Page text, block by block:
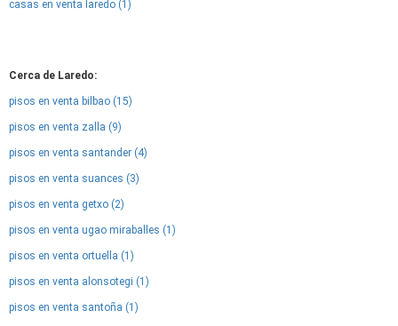
casas en venta laredo (1)
Cerca de Laredo:
pisos en venta bilbao (15)
pisos en venta zalla (9)
pisos en venta santander (4)
pisos en venta suances (3)
pisos en venta getxo (2)
pisos en venta ugao miraballes (1)
pisos en venta ortuella (1)
pisos en venta alonsotegi (1)
pisos en venta santoña (1)